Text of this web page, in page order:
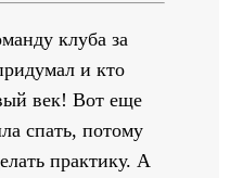
клуба за
и кто
век! Вот еще
спать, потому
практику. А